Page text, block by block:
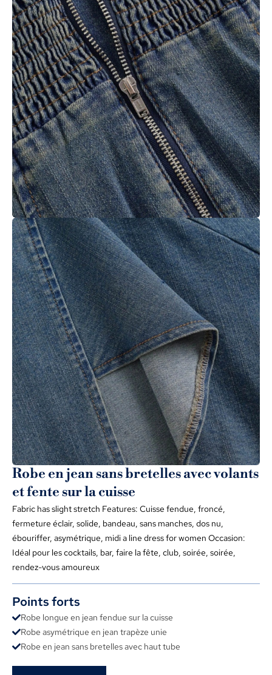
Robe en jean sans bretelles avec volants
et fente sur la cuisse
Fabric has slight stretch Features: Cuisse fendue, froncé,
fermeture éclair, solide, bandeau, sans manches, dos nu,
ébouriffer, asymétrique, midi a line dress for women Occasion:
Idéal pour les cocktails, bar, faire la fête, club, soirée, soirée,
rendez-vous amoureux
Points forts
Robe longue en jean fendue sur la cuisse
Robe asymétrique en jean trapèze unie
Robe en jean sans bretelles avec haut tube